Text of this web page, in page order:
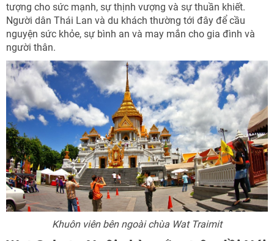
tượng cho sức mạnh, sự thịnh vượng và sự thuần khiết.
Người dân Thái Lan và du khách thường tới đây để cầu
nguyện sức khỏe, sự bình an và may mắn cho gia đình và
người thân.
Khuôn viên bên ngoài chùa Wat Traimit